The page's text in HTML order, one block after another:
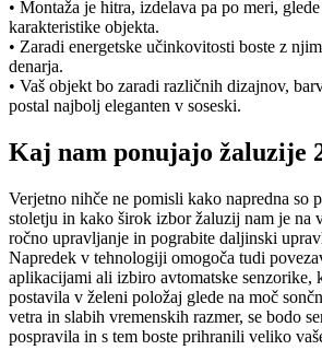
• Montaža je hitra, izdelava pa po meri,
karakteristike objekta.
• Zaradi energetske učinkovitosti boste z
denarja.
• Vaš objekt bo zaradi različnih dizajnov,
postal najbolj eleganten v soseski.
Kaj nam ponujajo žaluzije
Verjetno nihče ne pomisli kako napredna so
stoletju in kako širok izbor žaluzij nam je na
ročno upravljanje in pograbite daljinski
Napredek v tehnologiji omogoča tudi
aplikacijami ali izbiro avtomatske senzorike,
postavila v želeni položaj glede na moč
vetra in slabih vremenskih razmer, se bodo
pospravila in s tem boste prihranili veliko